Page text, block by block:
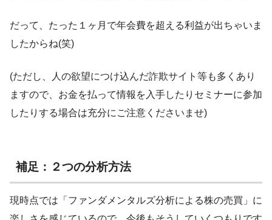
だって、たった１ヶ月で年会費を超える利益が出ちゃいま
したからね(笑)
(ただし、人の欲望につけ込んだ詐欺サイト等も多くあり
ますので、お金を払って情報を入手したりセミナーに参加
したりする場合は充分にご注意くださいませ)
補足：２つの分析方法
現時点では「ファンダメンタルズ分析による株の売買」に